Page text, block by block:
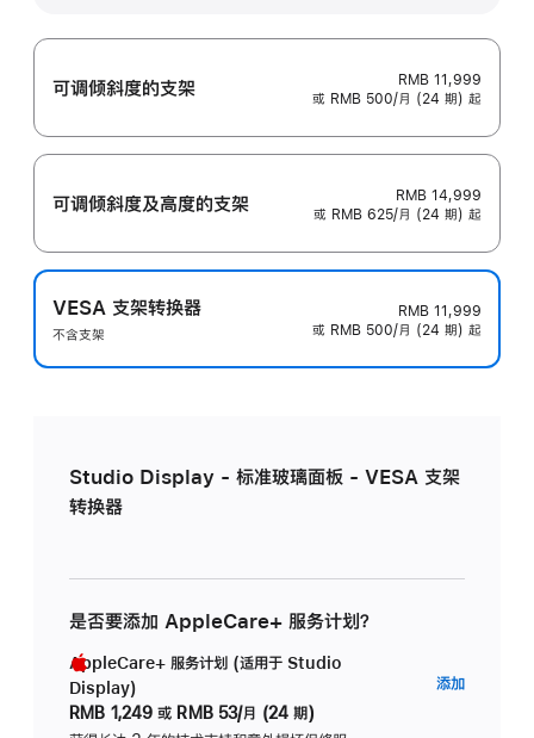
可调倾斜度的支架
RMB 11,999
或 RMB 500/月 (24 期) 起
可调倾斜度及高‍度的支‍架
RMB 14,999
或 RMB 625/月 (24 期) 起
VESA 支架转换器
不含支架
RMB 11,999
或 RMB 500/月 (24 期) 起
Studio Display - 标准玻璃面板 - VESA 支架
转换器
是否要添加 AppleCare+ 服务计划？
AppleCare+ 服务计划 (适用于 Studio
Display)
RMB 1,249 或 RMB 53/月 (24 期)
添加